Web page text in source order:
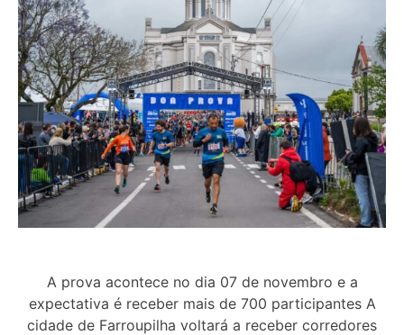
A prova acontece no dia 07 de novembro e a
expectativa é receber mais de 700 participantes A
cidade de Farroupilha voltará a receber corredores